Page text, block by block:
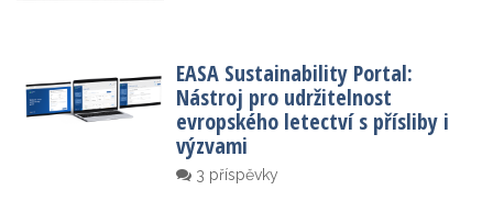
EASA Sustainability Portal:
Nástroj pro udržitelnost
evropského letectví s přísliby i
výzvami
3 příspěvky